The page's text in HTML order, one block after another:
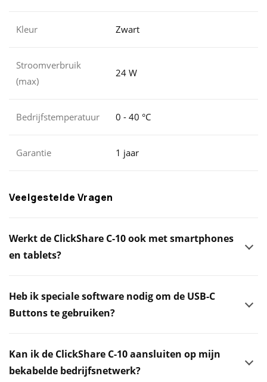
Kleur Zwart
Stroomverbruik
(max)
24 W
Bedrijfstemperatuur 0 - 40 °C
Garantie 1 jaar
Veelgestelde Vragen
Werkt de ClickShare C-10 ook met smartphones
en tablets?
Heb ik speciale software nodig om de USB-C
Buttons te gebruiken?
Kan ik de ClickShare C-10 aansluiten op mijn
bekabelde bedrijfsnetwerk?